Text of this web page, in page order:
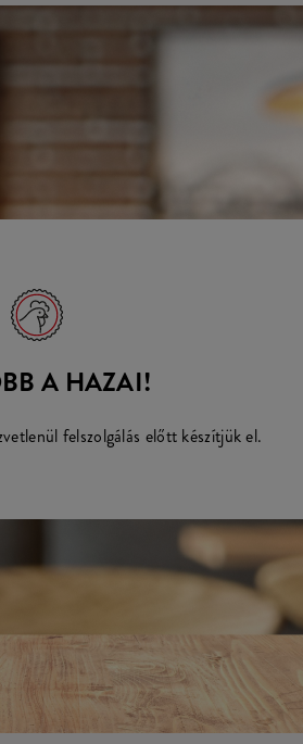
A HAZAI!
felszolgálás előtt készítjük el.